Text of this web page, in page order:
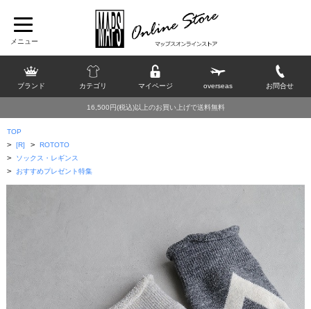
ブランド カテゴリ マイページ overseas お問合せ
16,500円(税込)以上のお買い上げで送料無料
TOP
> [R] > ROTOTO
> ソックス・レギンス
> おすすめプレゼント特集